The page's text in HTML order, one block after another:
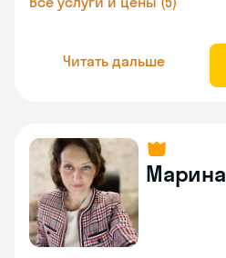
Читать дальше
Марина